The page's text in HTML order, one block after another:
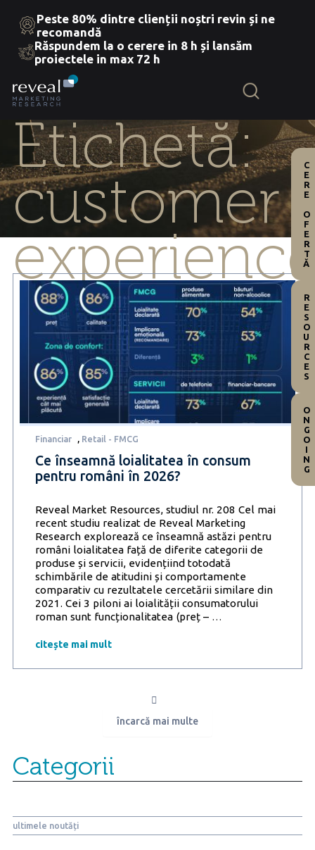
Skip
the
content
Peste 80% dintre clienții noștri revin și ne
recomandă
Răspundem la o cerere in 8 h și lansăm
proiectele in max 72 h
Etichetă:
customer
Financiar , Retail - FMCG
Ce înseamnă loialitatea în consum
pentru români în 2026?
Reveal Market Resources, studiul nr. 208 Cel mai
recent studiu realizat de Reveal Marketing
Research explorează ce înseamnă astăzi pentru
români loialitatea față de diferite categorii de
produse și servicii, evidențiind totodată
schimbările de atitudini și comportamente
comparativ cu rezultatele cercetării similare din
2021. Cei 3 piloni ai loialității consumatorului
roman sunt funcționalitatea (preț – …
consum
citește mai mult
încarcă mai multe
Categorii
ultimele noutăți
CERE OFERTĂ
RESOURCES
ONGOING